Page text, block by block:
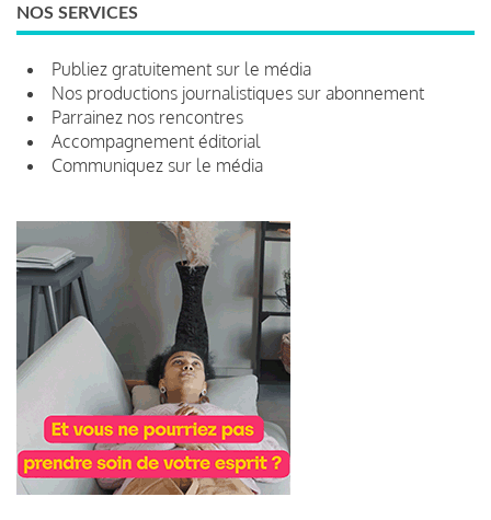
NOS SERVICES
Publiez gratuitement sur le média
Nos productions journalistiques sur abonnement
Parrainez nos rencontres
Accompagnement éditorial
Communiquez sur le média